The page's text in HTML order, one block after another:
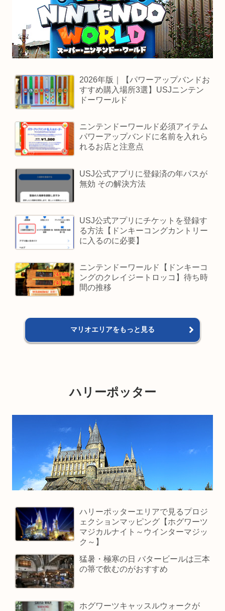
2026年版｜【パワーアップバンドお
すすめ購入場所3選】USJニンテン
ドーワールド
ニンテンドーワールド必須アイテム
パワーアップバンドに名前を入れら
れるお店と注意点
USJ公式アプリに登録済の年パスが
無効 その解決方法
USJ公式アプリにチケットを登録す
る方法【ドンキーコングカントリー
に入るのに必要】
ニンテンドーワールド【ドンキーコ
ングのクレイジートロッコ】待ち時
間の推移
マリオエリアをもっと見る
ハリーポッター
ハリーポッターエリアで見るプロジ
ェクションマッピング【ホグワーツ
マジカルナイト～ウインターマジッ
ク～】
猛暑・極寒の日 バタービールは三本
の箒で飲むのがおすすめ
ホグワーツキャッスルウォークが